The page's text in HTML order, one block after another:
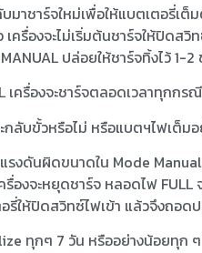
มาชาร์จใหม่เพื่อให้แบตเตอรี่เต็
ครื่องจะไม่เริ่มต้นชาร์จให้ปิดส
ปล่อยให้ชาร์จทิ้งไว้ 1-
เครื่องจะชาร์จตลอดเวลาทุกก
กลับขั้วหรือไม่ หรือแบตฯไฟเต็
งดันผิดขนาดใน Mode
องจะหยุดชาร์จ หลอดไฟ FULL
อรี่ให้ปิดสวิทซ์ไฟเข้า แล้วจึงถ
ทุกๆ 7 วัน หรืออย่างน้อยทุก